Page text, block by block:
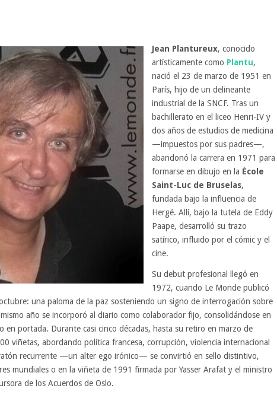
Jean Plantureux, conocido
artísticamente como Plantu,
nació el 23 de marzo de 1951 en
París, hijo de un delineante
industrial de la SNCF. Tras un
bachillerato en el liceo Henri-IV y
dos años de estudios de medicina
—impuestos por sus padres—,
abandonó la carrera en 1971 para
formarse en dibujo en la École
Saint-Luc de Bruselas,
fundada bajo la influencia de
Hergé. Allí, bajo la tutela de Eddy
Paape, desarrolló su trazo
satírico, influido por el cómic y el
cine.
Su debut profesional llegó en
1972, cuando Le Monde publicó
una paloma de la paz sosteniendo un signo de interrogación sobre
año se incorporó al diario como colaborador fijo, consolidándose en
en portada. Durante casi cinco décadas, hasta su retiro en marzo de
viñetas, abordando política francesa, corrupción, violencia internacional
recurrente —un alter ego irónico— se convirtió en sello distintivo,
mundiales o en la viñeta de 1991 firmada por Yasser Arafat y el ministro
de los Acuerdos de Oslo.